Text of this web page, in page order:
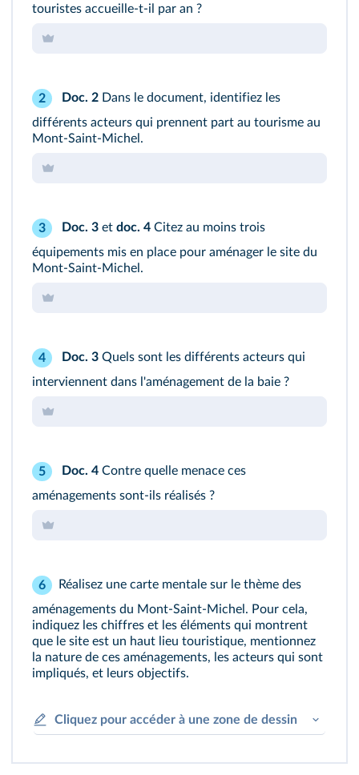
touristes accueille‑t‑il par an ?
2 Doc. 2 Dans le document, identifiez les
différents acteurs qui prennent part au tourisme au
Mont‑Saint‑Michel.
3 Doc. 3 et doc. 4 Citez au moins trois
équipements mis en place pour aménager le site du
Mont‑Saint‑Michel.
4 Doc. 3 Quels sont les différents acteurs qui
interviennent dans l'aménagement de la baie ?
5 Doc. 4 Contre quelle menace ces
aménagements sont‑ils réalisés ?
6
Réalisez une carte mentale sur le thème des
aménagements du Mont‑Saint‑Michel. Pour cela,
indiquez les chiffres et les éléments qui montrent
que le site est un haut lieu touristique, mentionnez
la nature de ces aménagements, les acteurs qui sont
impliqués, et leurs objectifs.
Cliquez pour accéder à une zone de dessin